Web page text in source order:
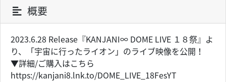
概要
2023.6.28 Release『KANJANI∞ DOME LIVE １８祭』よ
り、「宇宙に行ったライオン」のライブ映像を公開！
▼詳細/ご購入はこちら
https://kanjani8.lnk.to/DOME_LIVE_18FesYT